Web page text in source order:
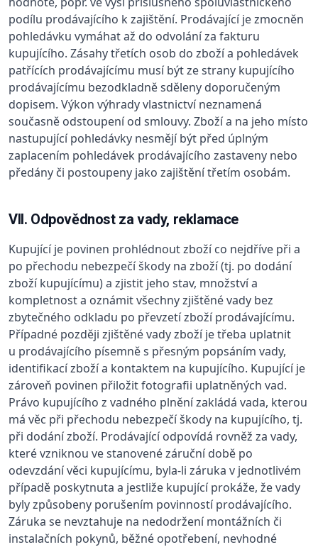
podílu prodávajícího k zajištění. Prodávající je zmocněn
pohledávku vymáhat až do odvolání za fakturu
kupujícího. Zásahy třetích osob do zboží a pohledávek
patřících prodávajícímu musí být ze strany kupujícího
prodávajícímu bezodkladně sděleny doporučeným
dopisem. Výkon výhrady vlastnictví neznamená
současně odstoupení od smlouvy. Zboží a na jeho místo
nastupující pohledávky nesmějí být před úplným
zaplacením pohledávek prodávajícího zastaveny nebo
předány či postoupeny jako zajištění třetím osobám.
VII. Odpovědnost za vady, reklamace
Kupující je povinen prohlédnout zboží co nejdříve při a
po přechodu nebezpečí škody na zboží (tj. po dodání
zboží kupujícímu) a zjistit jeho stav, množství a
kompletnost a oznámit všechny zjištěné vady bez
zbytečného odkladu po převzetí zboží prodávajícímu.
Případné později zjištěné vady zboží je třeba uplatnit
u prodávajícího písemně s přesným popsáním vady,
identifikací zboží a kontaktem na kupujícího. Kupující je
zároveň povinen přiložit fotografii uplatněných vad.
Právo kupujícího z vadného plnění zakládá vada, kterou
má věc při přechodu nebezpečí škody na kupujícího, tj.
při dodání zboží. Prodávající odpovídá rovněž za vady,
které vzniknou ve stanovené záruční době po
odevzdání věci kupujícímu, byla-li záruka v jednotlivém
případě poskytnuta a jestliže kupující prokáže, že vady
byly způsobeny porušením povinností prodávajícího.
Záruka se nevztahuje na nedodržení montážních či
instalačních pokynů, běžné opotřebení, nevhodné